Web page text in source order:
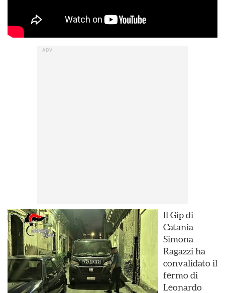
Il Gip di
Catania
Simona
Ragazzi ha
convalidato il
fermo di
Leonardo